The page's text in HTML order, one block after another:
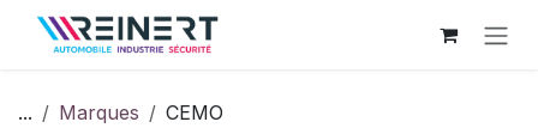
Se rendre au contenu
... Marques CEMO